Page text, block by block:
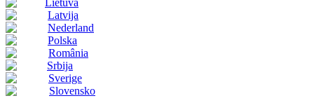
Lietuva
Latvija
Nederland
Polska
România
Srbija
Sverige
Slovensko